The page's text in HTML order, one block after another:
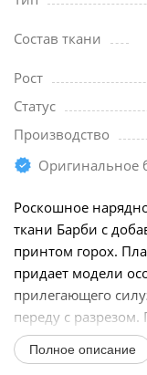
Состав ткани
Рост
Статус
Производство
Оригинальное
Роскошное
ткани Барби с
принтом горох.
придает модели
прилегающего
переду с
застежка...
Полное описание